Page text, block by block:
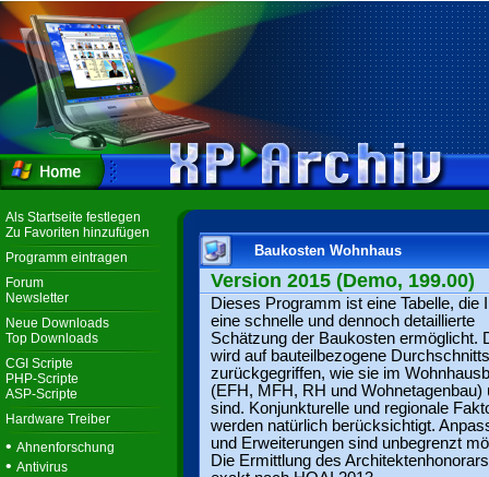
Als Startseite festlegen
Zu Favoriten hinzufügen
Programm eintragen
Forum
Newsletter
Neue Downloads
Top Downloads
CGI Scripte
PHP-Scripte
ASP-Scripte
Hardware Treiber
• Ahnenforschung
• Antivirus
Baukosten Wohnhaus
Version 2015 (Demo, 199.00)
Dieses Programm ist eine Tabelle, die
eine schnelle und dennoch detaillierte
Schätzung der Baukosten ermöglicht.
wird auf bauteilbezogene
zurückgegriffen, wie sie im
(EFH, MFH, RH und Wohnetagenbau)
sind. Konjunkturelle und regionale
werden natürlich berücksichtigt.
und Erweiterungen sind unbegrenzt
Die Ermittlung des